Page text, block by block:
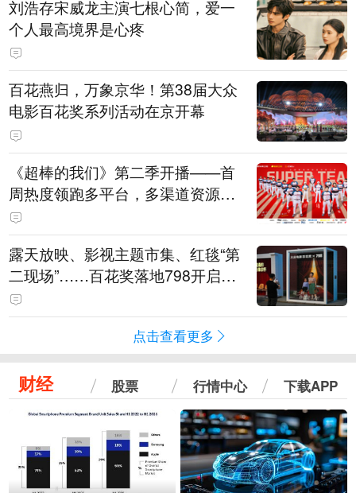
刘浩存宋威龙主演七根心简，爱一
个人最高境界是心疼
百花燕归，万象京华！第38届大众
电影百花奖系列活动在京开幕
《超棒的我们》第二季开播——首
周热度领跑多平台，多渠道资源加
持助推棒球文化出圈
露天放映、影视主题市集、红毯“第
二现场”……百花奖落地798开启城
市文化体验新场景
点击查看更多
财经 股票 行情中心 下载APP